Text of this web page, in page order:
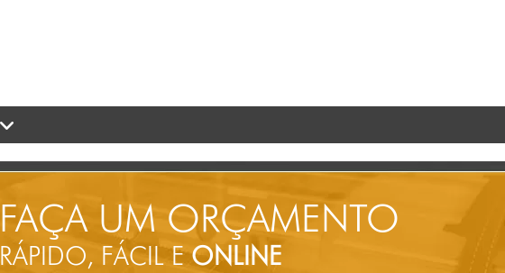
FAÇA UM ORÇAMENTO
RÁPIDO, FÁCIL EONLINE